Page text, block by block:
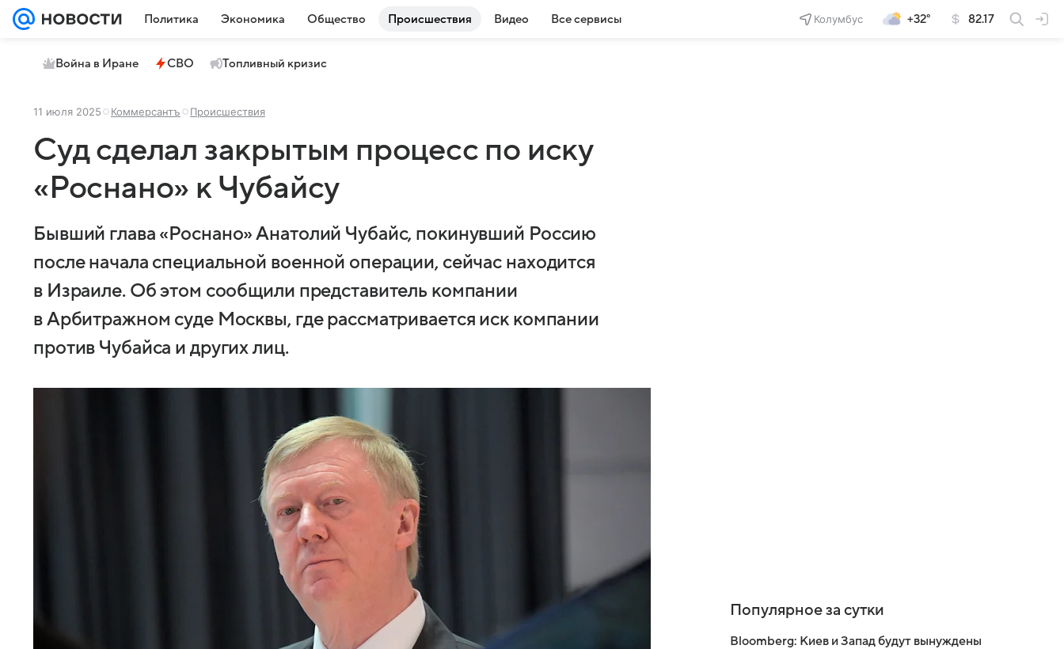
Политика Экономика Общество Происшествия Видео Все сервисы Колумбус +32° 82.17
Война в Иране СВО Топливный кризис
11 июля 2025 Коммерсантъ Происшествия
Суд сделал закрытым процесс по иску
«Роснано» к Чубайсу
Бывший глава «Роснано» Анатолий Чубайс, покинувший Россию
после начала специальной военной операции, сейчас находится
в Израиле. Об этом сообщили представитель компании
в Арбитражном суде Москвы, где рассматривается иск компании
против Чубайса и других лиц.
Популярное за сутки
Bloomberg: Киев и Запад будут вынуждены